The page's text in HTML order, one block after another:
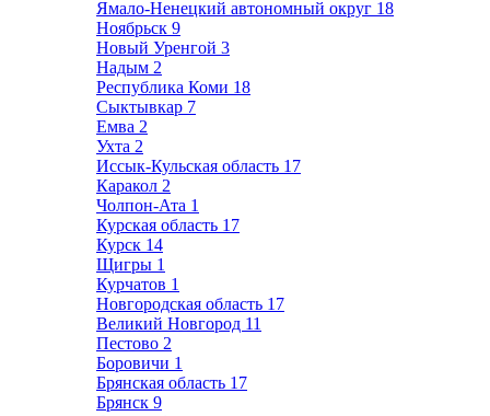
Ямало-Ненецкий автономный округ 18
Ноябрьск 9
Новый Уренгой 3
Надым 2
Республика Коми 18
Сыктывкар 7
Емва 2
Ухта 2
Иссык-Кульская область 17
Каракол 2
Чолпон-Ата 1
Курская область 17
Курск 14
Щигры 1
Курчатов 1
Новгородская область 17
Великий Новгород 11
Пестово 2
Боровичи 1
Брянская область 17
Брянск 9